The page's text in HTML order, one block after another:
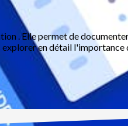
. Elle permet de
en détail